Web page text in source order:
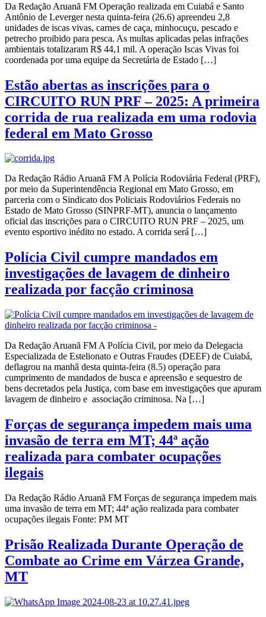
Da Redação Aruanã FM Operação realizada em Cuiabá e Santo
Antônio de Leverger nesta quinta-feira (26.6) apreendeu 2,8
unidades de iscas vivas, carnes de caça, minhocuçu, pescado e
petrecho proibido para pesca. As multas aplicadas pelas infrações
ambientais totalizaram R$ 44,1 mil. A operação Iscas Vivas foi
coordenada por uma equipe da Secretária de Estado […]
Estão abertas as inscrições para o
CIRCUITO RUN PRF – 2025: A primeira
corrida de rua realizada em uma rodovia
federal em Mato Grosso
Da Redação Rádio Aruanã FM A Polícia Rodoviária Federal (PRF),
por meio da Superintendência Regional em Mato Grosso, em
parceria com o Sindicato dos Policiais Rodoviários Federais no
Estado de Mato Grosso (SINPRF-MT), anuncia o lançamento
oficial das inscrições para o CIRCUITO RUN PRF – 2025, um
evento esportivo inédito no estado. A corrida será […]
Polícia Civil cumpre mandados em
investigações de lavagem de dinheiro
realizada por facção criminosa
Da Redação Aruanã FM A Polícia Civil, por meio da Delegacia
Especializada de Estelionato e Outras Fraudes (DEEF) de Cuiabá,
deflagrou na manhã desta quinta-feira (8.5) operação para
cumprimento de mandados de busca e apreensão e sequestro de
bens decretados pela Justiça, com base em investigações que apuram
lavagem de dinheiro e associação criminosa. Na […]
Forças de segurança impedem mais uma
invasão de terra em MT; 44ª ação
realizada para combater ocupações
ilegais
Da Redação Rádio Aruanã FM Forças de segurança impedem mais
uma invasão de terra em MT; 44ª ação realizada para combater
ocupações ilegais Fonte: PM MT
Prisão Realizada Durante Operação de
Combate ao Crime em Várzea Grande,
MT